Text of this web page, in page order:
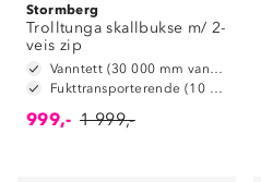
Stormberg
Trolltunga skallbukse m/ 2-
veis zip
Vanntett (30 000 mm vannsøyle)
Fukttransporterende (10 000 g/m2/24t)
999,- 1 999,-